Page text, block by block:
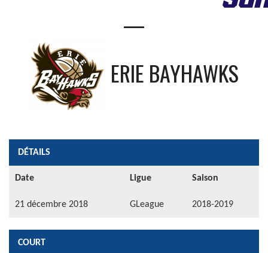
—
ERIE BAYHAWKS
DÉTAILS
Date Ligue Saison
21 décembre 2018 GLeague 2018-2019
COURT